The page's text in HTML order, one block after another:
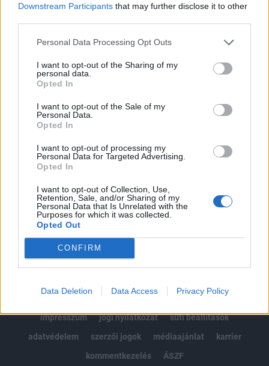
Downstream Participants that may further disclose it to other
Personal Data Processing Opt Outs
I want to opt-out of the Sharing of my
personal data.
Opted In
I want to opt-out of the Sale of my
Personal Data.
Opted In
I want to opt-out of processing my
Personal Data for Targeted Advertising.
Opted In
I want to opt-out of Collection, Use,
Retention, Sale, and/or Sharing of my
Personal Data that Is Unrelated with the
Purposes for which it was collected.
Opted Out
CONFIRM
Data Deletion Data Access Privacy Policy
KEDVES OLVASÓNK!
tartozik, melynek olvasása előfizetéses
regisztrációhoz kötött.
Az előfizetés a következőket tartalmazza:
Kötéslisták: BÉT elmúlt 2 év napon belüli
kötéslistái
Előfizetés
MÁR ELŐFIZETŐNK VAGY?BEJELENTKEZÉS
impresszum
jogi nyilatkozat
süti beállítások
adatvédelem
szerzői jogok médiaajánlat
karrier
kommentkezelés
ÁSZF